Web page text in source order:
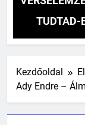
TUDTAD-
Kezdőoldal
Ady Endre –